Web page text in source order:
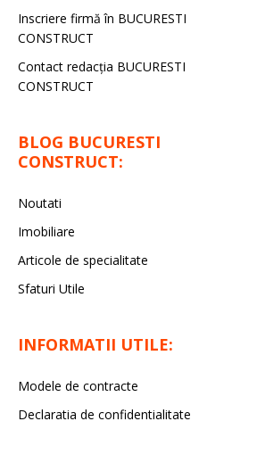
Inscriere firmă în BUCURESTI
CONSTRUCT
Contact redacţia BUCURESTI
CONSTRUCT
BLOG BUCURESTI
CONSTRUCT:
Noutati
Imobiliare
Articole de specialitate
Sfaturi Utile
INFORMATII UTILE:
Modele de contracte
Declaratia de confidentialitate